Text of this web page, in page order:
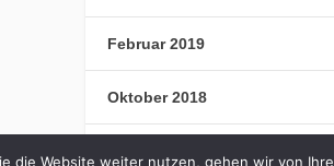
Februar 2019
Oktober 2018
die Website weiter nutzen, gehen wir von